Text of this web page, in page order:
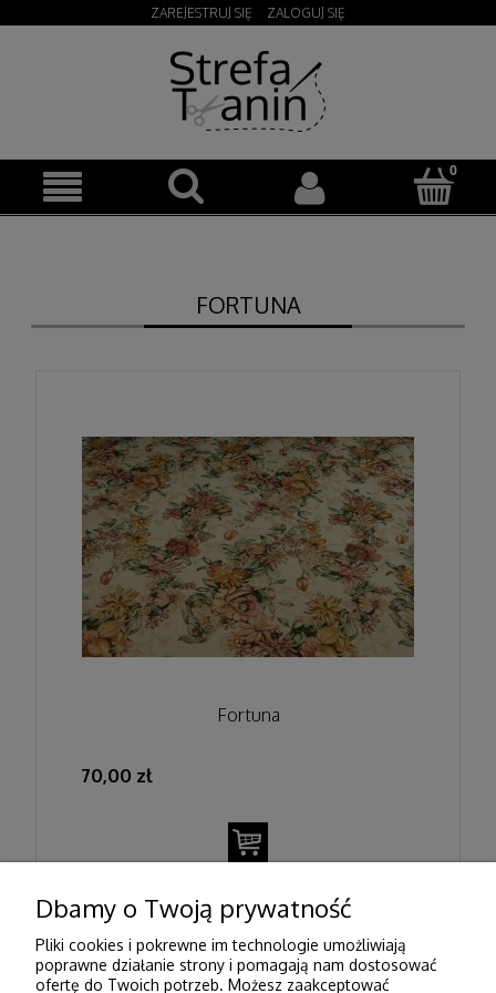
ZAREJESTRUJ SIĘ ZALOGUJ SIĘ
FORTUNA
Fortuna
70,00 zł
Pomoc
Dbamy o Twoją prywatność
Pliki cookies i pokrewne im technologie umożliwiają
poprawne działanie strony i pomagają nam dostosować
ofertę do Twoich potrzeb. Możesz zaakceptować